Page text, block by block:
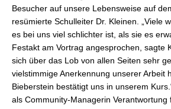
Besucher auf unsere Lebensweise auf
resümierte Schulleiter Dr. Kleinen. „Viele
es bei uns viel schlichter ist, als sie es
Festakt am Vortrag angesprochen, sagte
sich über das Lob von allen Seiten sehr
vielstimmige Anerkennung unserer Arbeit
Bieberstein bestätigt uns in unserem
als Community-Managerin Verantwortung